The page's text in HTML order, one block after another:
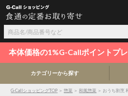
本体価格の1%G-Callポイントプレ
カテゴリーから探す
G-CallショッピングTOP ＞惣菜 ＞和風惣菜 ＞ おうち割烹